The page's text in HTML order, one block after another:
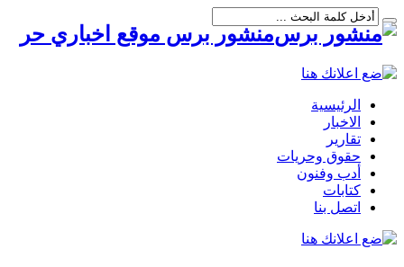
منشور برس موقع اخباري حر
الرئيسية
الاخبار
تقارير
حقوق وحريات
أدب وفنون
كتابات
اتصل بنا